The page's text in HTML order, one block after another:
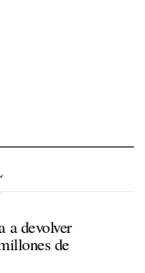
a devolver
de